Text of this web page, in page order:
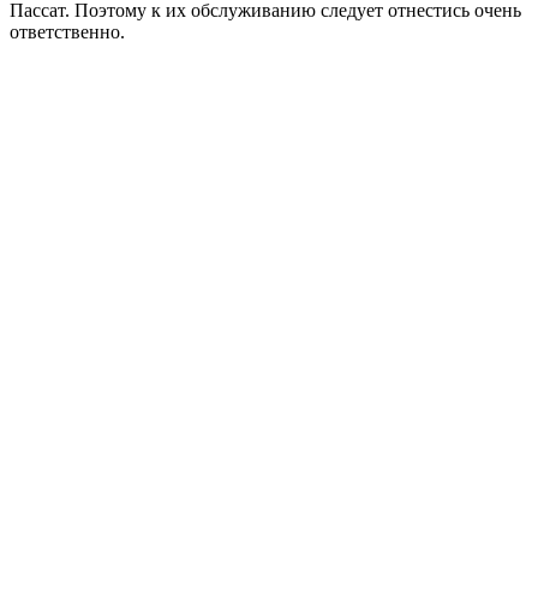
Пассат. Поэтому к их обслуживанию следует отнестись очень
ответственно.